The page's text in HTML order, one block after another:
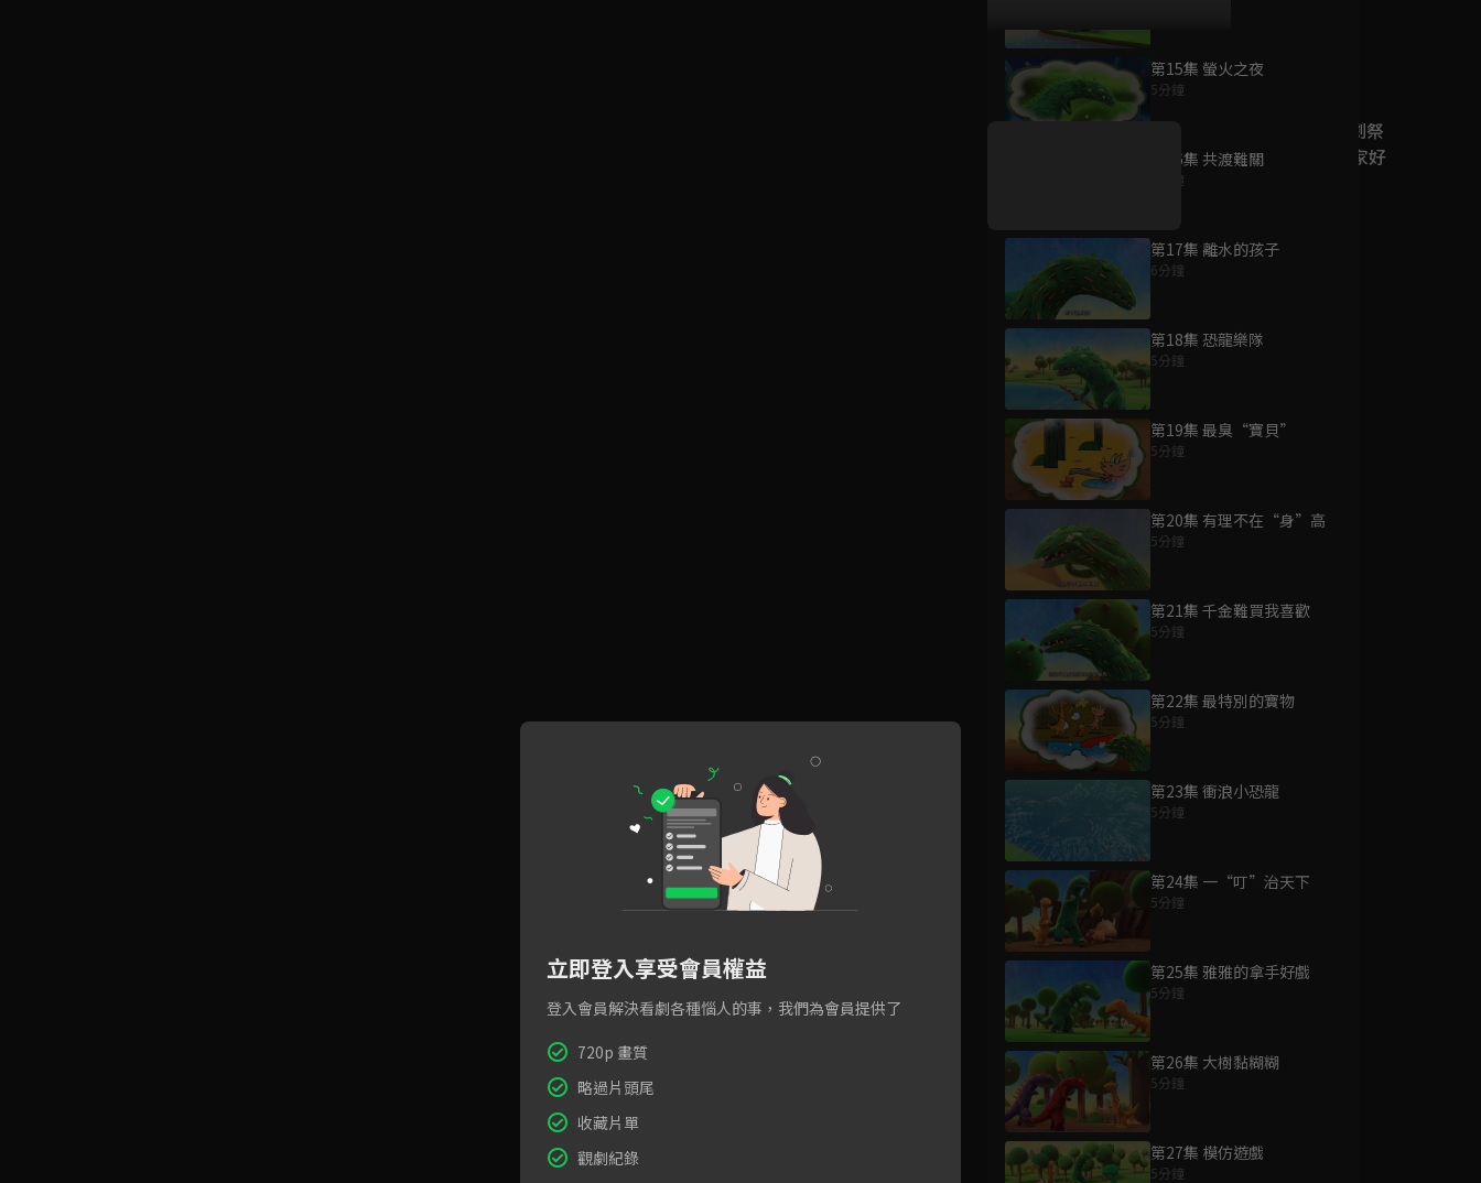
第15集 螢火之夜
5分鐘
第16集 共渡難關
5分鐘
第17集 離水的孩子
6分鐘
第18集 恐龍樂隊
5分鐘
第19集 最臭“寶貝”
5分鐘
第20集 有理不在“身”高
5分鐘
第21集 千金難買我喜歡
5分鐘
第22集 最特別的寶物
5分鐘
第23集 衝浪小恐龍
5分鐘
第24集 一“叮”治天下
5分鐘
第25集 雅雅的拿手好戲
5分鐘
第26集 大樹黏糊糊
5分鐘
第27集 模仿遊戲
5分鐘
好康資訊
7/21-8/20，盛夏追劇祭
升級VIP最優惠！獨家好
立即登入享受會員權益
登入會員解決看劇各種惱人的事，我們為會員提供了
720p 畫質
略過片頭尾
收藏片單
觀劇紀錄